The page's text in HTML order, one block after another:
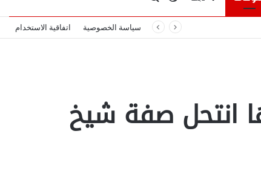
عنالمظلم
سياسة الخصوصية اتفاقية الاستخدام
انتحل صفة شيخ